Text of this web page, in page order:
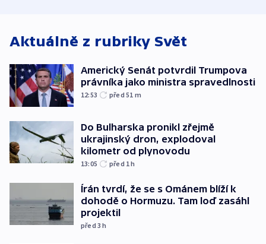
Aktuálně z rubriky Svět
Americký Senát potvrdil Trumpova
právníka jako ministra spravedlnosti
12:53 před 51 m
Do Bulharska pronikl zřejmě
ukrajinský dron, explodoval
kilometr od plynovodu
13:05 před 1h
Írán tvrdí, že se s Ománem blíží k
dohodě o Hormuzu. Tam loď zasáhl
projektil
před 3h